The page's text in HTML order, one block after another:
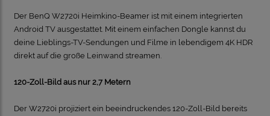
Der BenQ W2720i Heimkino-Beamer ist mit einem integrierten
Android TV ausgestattet. Mit einem einfachen Dongle kannst du
deine Lieblings-TV-Sendungen und Filme in lebendigem 4K HDR
direkt auf die große Leinwand streamen.
120-Zoll-Bild aus nur 2,7 Metern
Der W2720i projiziert ein beeindruckendes 120-Zoll-Bild bereits